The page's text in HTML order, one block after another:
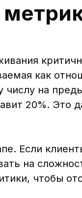
как
числу на
20%. Это
Если
на
чтобы